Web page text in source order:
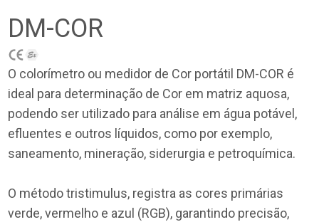
DM-COR
O colorímetro ou medidor de Cor portátil DM-COR é
ideal para determinação de Cor em matriz aquosa,
podendo ser utilizado para análise em água potável,
efluentes e outros líquidos, como por exemplo,
saneamento, mineração, siderurgia e petroquímica.
O método tristimulus, registra as cores primárias
verde, vermelho e azul (RGB), garantindo precisão,